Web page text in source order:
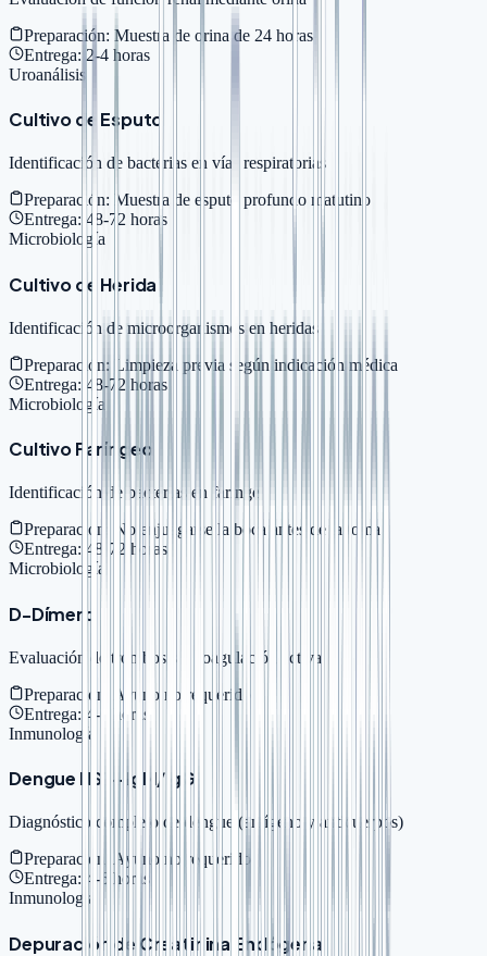
Preparación: Muestra de orina de 24 horas
Entrega: 2-4 horas
Uroanálisis
Cultivo de Esputo
Identificación de bacterias en vías respiratorias
Preparación: Muestra de esputo profundo matutino
Entrega: 48-72 horas
Microbiología
Cultivo de Herida
Identificación de microorganismos en heridas
Preparación: Limpieza previa según indicación médica
Entrega: 48-72 horas
Microbiología
Cultivo Faríngeo
Identificación de bacterias en faringe
Preparación:
No enjuagarse la boca antes de la toma
Entrega: 48-72 horas
Microbiología
D-Dímero
Evaluación de trombosis y coagulación activa
Preparación:
Ayuno no requerido
Entrega: 4-6 horas
Inmunología
Dengue NS1 + IgM/IgG
Diagnóstico completo de dengue (antígeno y anticuerpos)
Preparación: Ayuno no requerido
Entrega: 4-6 horas
Inmunología
Depuración de Creatinina Endógena